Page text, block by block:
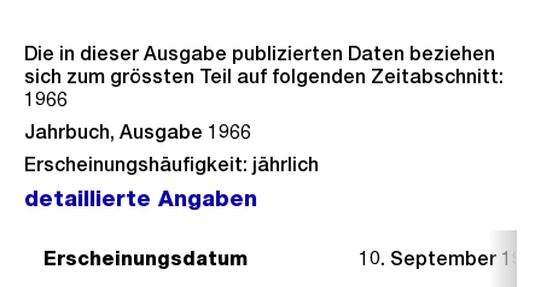
Die in dieser Ausgabe publizierten Daten beziehen
sich zum grössten Teil auf folgenden Zeitabschnitt:
1966
Jahrbuch, Ausgabe 1966
Erscheinungshäufigkeit: jährlich
detaillierte Angaben
Erscheinungsdatum 10. September